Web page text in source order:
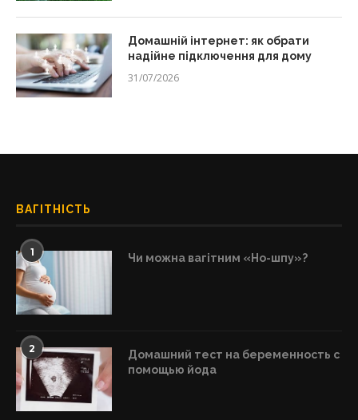
Домашній інтернет: як обрати
надійне підключення для дому
31/07/2026
ВАГІТНІСТЬ
1 Чи можна вагітним «Но-шпу»?
2
Домашний тест на беременность с
помощью йода